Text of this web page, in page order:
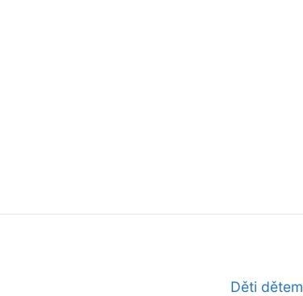
Děti dětem